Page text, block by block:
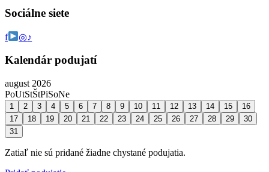
Sociálne siete
f ◎♪
Kalendár podujatí
august 2026
PoUtStŠtPiSoNe
1 2 3 4 5 6 7 8 9 10 11 12 13 14 15
16
17
18 19 20 21 22 23 24 25 26 27 28 29
30
31
Zatiaľ nie sú pridané žiadne chystané podujatia.